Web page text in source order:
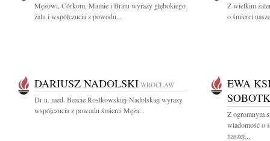
Mężowi, Córkom, Mamie i Bratu wyrazy głębokiego
żalu i współczucia z powodu...
Z wielkim
o śmierci
DARIUSZ NADOLSKI WROCŁAW
Dr n. med. Beacie Rostkowskiej-Nadolskiej wyrazy
współczucia z powodu śmierci Męża...
EWA
Z ogromnym
wiadomość o
naszej...